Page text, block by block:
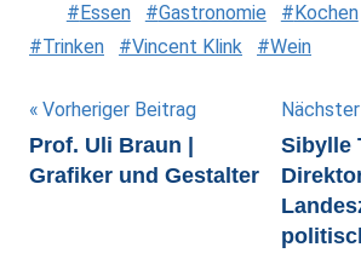
Essen Gastronomie Kochen
Trinken
Vincent Klink Wein
Beitragsnavigation
Vorheriger Beitrag
Prof. Uli Braun |
Grafiker und Gestalter
Sibylle